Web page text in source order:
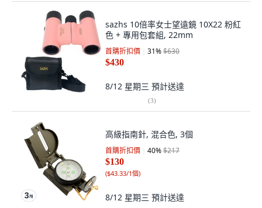
sazhs 10倍率女士望遠鏡 10X22 粉紅
色 + 專用包套組, 22mm
首購折扣價 31%$630
$430
8/12 星期三 預計送達
(3)
高級指南針, 混合色, 3個
首購折扣價 40%$217
$130
($43.33/1個)
8/12 星期三 預計送達